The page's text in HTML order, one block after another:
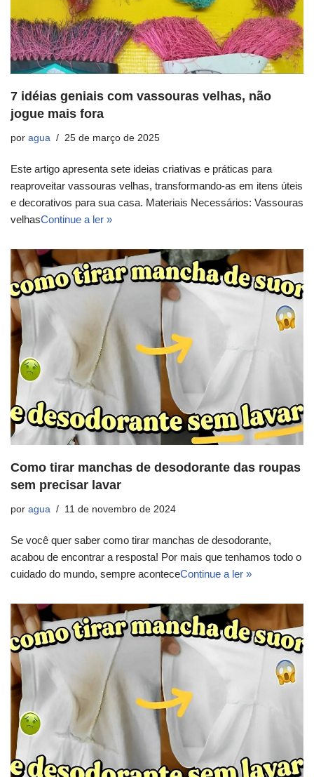
7 idéias geniais com vassouras velhas, não
jogue mais fora
por agua 25 de março de 2025
Este artigo apresenta sete ideias criativas e práticas para
reaproveitar vassouras velhas, transformando-as em itens úteis
e decorativos para sua casa. Materiais Necessários: Vassouras
velhasContinue a ler »
Como tirar manchas de desodorante das roupas
sem precisar lavar
por agua 11 de novembro de 2024
Se você quer saber como tirar manchas de desodorante,
acabou de encontrar a resposta! Por mais que tenhamos todo o
cuidado do mundo, sempre aconteceContinue a ler »